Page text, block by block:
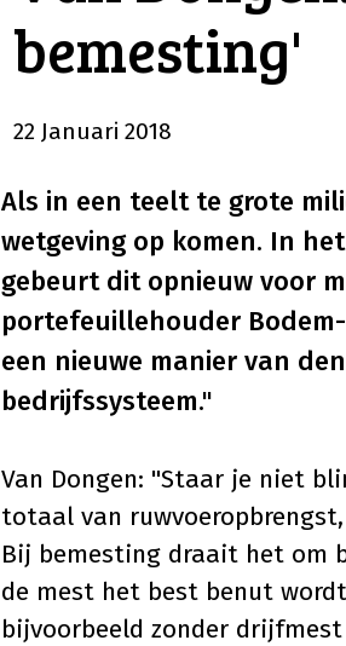
bemesting'
22 Januari 2018
Als in een teelt te grote
wetgeving op komen. In
gebeurt dit opnieuw voor
portefeuillehouder
een nieuwe manier van
bedrijfssysteem."
Van Dongen: "Staar je niet
totaal van
Bij bemesting draait het om
de mest het best benut
bijvoorbeeld zonder